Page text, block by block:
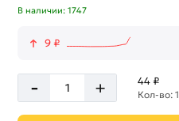
В наличии: 1747
9 ₽
- + 44 ₽
Кол-во: 1